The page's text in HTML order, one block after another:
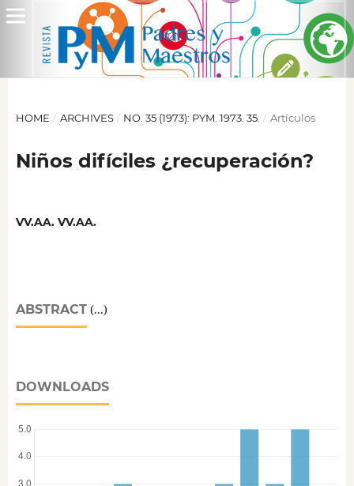
HOME / ARCHIVES / NO. 35 (1973): PYM. 1973. 35. / Artículos
Niños difíciles ¿recuperación?
VV.AA. VV.AA.
ABSTRACT(...)
DOWNLOADS